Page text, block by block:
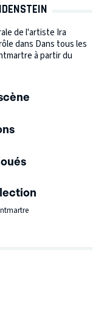
de l'artiste Ira
dans Dans tous les
à partir du